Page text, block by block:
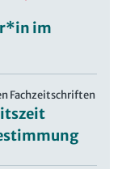
im
Fachzeitschriften